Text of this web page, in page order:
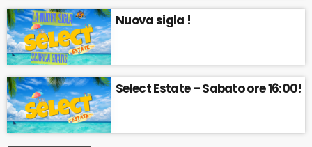
Nuova sigla !
Select Estate – Sabato ore 16:00!